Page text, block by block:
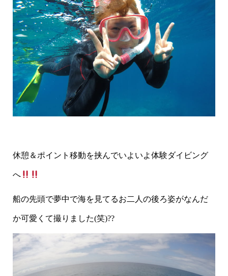
休憩＆ポイント移動を挟んでいよいよ体験ダイビング
へ
船の先頭で夢中で海を見てるお二人の後ろ姿がなんだ
か可愛くて撮りました(笑)??